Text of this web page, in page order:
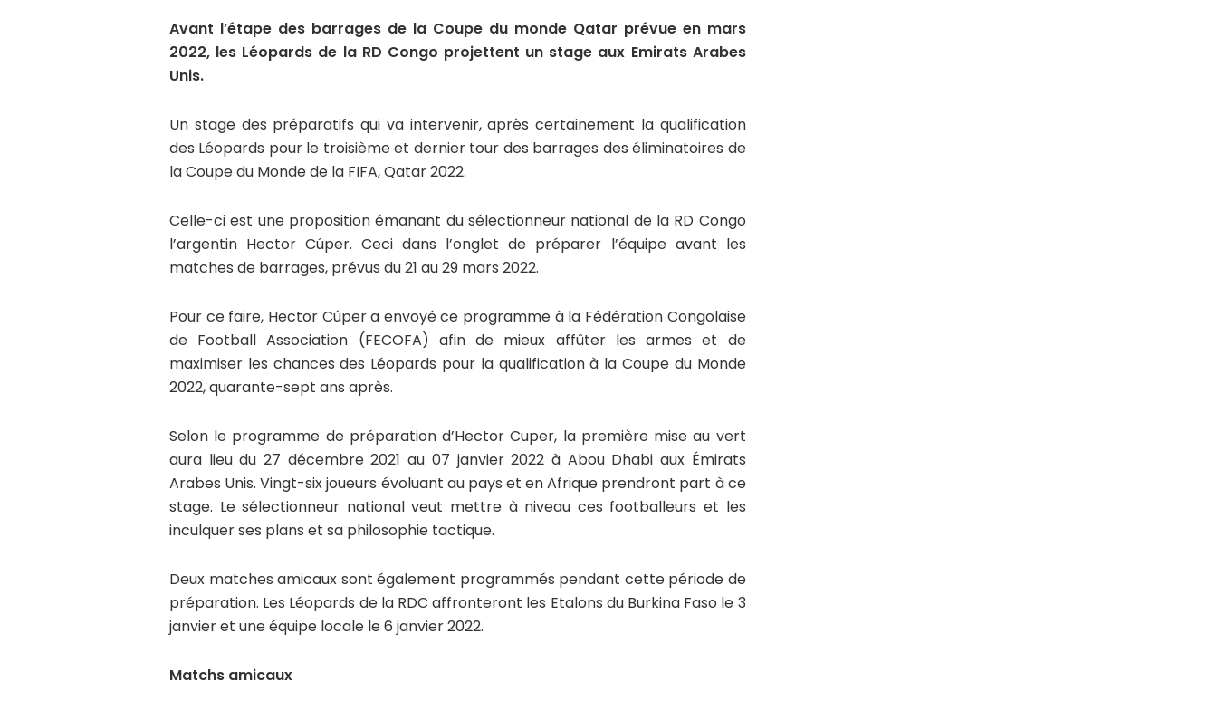
Avant l’étape des barrages de la Coupe du monde Qatar prévue en mars
2022, les Léopards de la RD Congo projettent un stage aux Emirats Arabes
Unis.
Un stage des préparatifs qui va intervenir, après certainement la qualification
des Léopards pour le troisième et dernier tour des barrages des éliminatoires de
la Coupe du Monde de la FIFA, Qatar 2022.
Celle-ci est une proposition émanant du sélectionneur national de la RD Congo
l’argentin Hector Cúper. Ceci dans l’onglet de préparer l’équipe avant les
matches de barrages, prévus du 21 au 29 mars 2022.
Pour ce faire, Hector Cúper a envoyé ce programme à la Fédération Congolaise
de Football Association (FECOFA) afin de mieux affûter les armes et de
maximiser les chances des Léopards pour la qualification à la Coupe du Monde
2022, quarante-sept ans après.
Selon le programme de préparation d’Hector Cuper, la première mise au vert
aura lieu du 27 décembre 2021 au 07 janvier 2022 à Abou Dhabi aux Émirats
Arabes Unis. Vingt-six joueurs évoluant au pays et en Afrique prendront part à ce
stage. Le sélectionneur national veut mettre à niveau ces footballeurs et les
inculquer ses plans et sa philosophie tactique.
Deux matches amicaux sont également programmés pendant cette période de
préparation. Les Léopards de la RDC affronteront les Etalons du Burkina Faso le 3
janvier et une équipe locale le 6 janvier 2022.
Matchs amicaux